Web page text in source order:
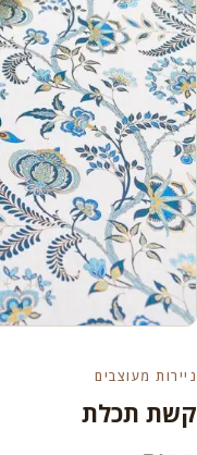
ניירות מעוצבים
קשת תכלת